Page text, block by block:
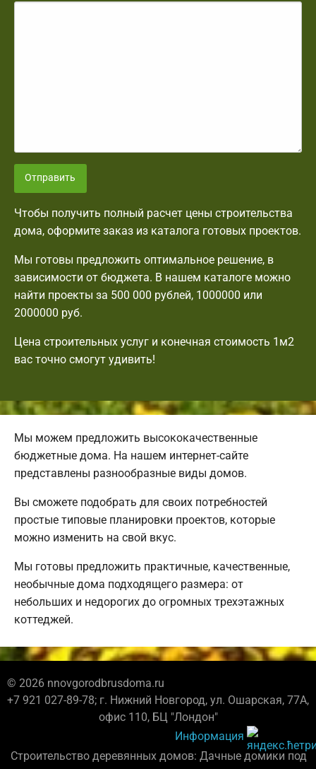
Отправить
Чтобы получить полный расчет цены строительства
дома, оформите заказ из каталога готовых проектов.
Мы готовы предложить оптимальное решение, в
зависимости от бюджета. В нашем каталоге можно
найти проекты за 500 000 рублей, 1000000 или
2000000 руб.
Цена строительных услуг и конечная стоимость 1м2
вас точно смогут удивить!
Мы можем предложить высококачественные
бюджетные дома. На нашем интернет-сайте
представлены разнообразные виды домов.
Вы сможете подобрать для своих потребностей
простые типовые планировки проектов, которые
можно изменить на свой вкус.
Мы готовы предложить практичные, качественные,
необычные дома подходящего размера: от
небольших и недорогих до огромных трехэтажных
коттеджей.
© 2026 nnovgorodbrusdoma.ru
+7 921 027-89-78; г. Нижний Новгород, ул. Ошарская, 77А,
офис 110, БЦ "Лондон"
Информация
Строительство деревянных домов: Дачные домики под